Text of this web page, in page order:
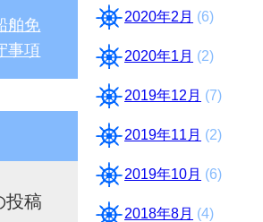
舶免
事項
投稿
2020年2月 (6)
2020年1月 (2)
2019年12月 (7)
2019年11月 (2)
2019年10月 (6)
2018年8月 (4)